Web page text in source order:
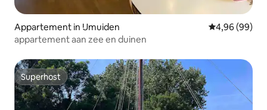
Appartement in IJmuiden Gemiddelde
4,96 (99)
appartement aan zee en duinen
Superhost
Superhost